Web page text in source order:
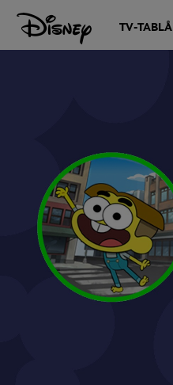
TV-TABLÅ